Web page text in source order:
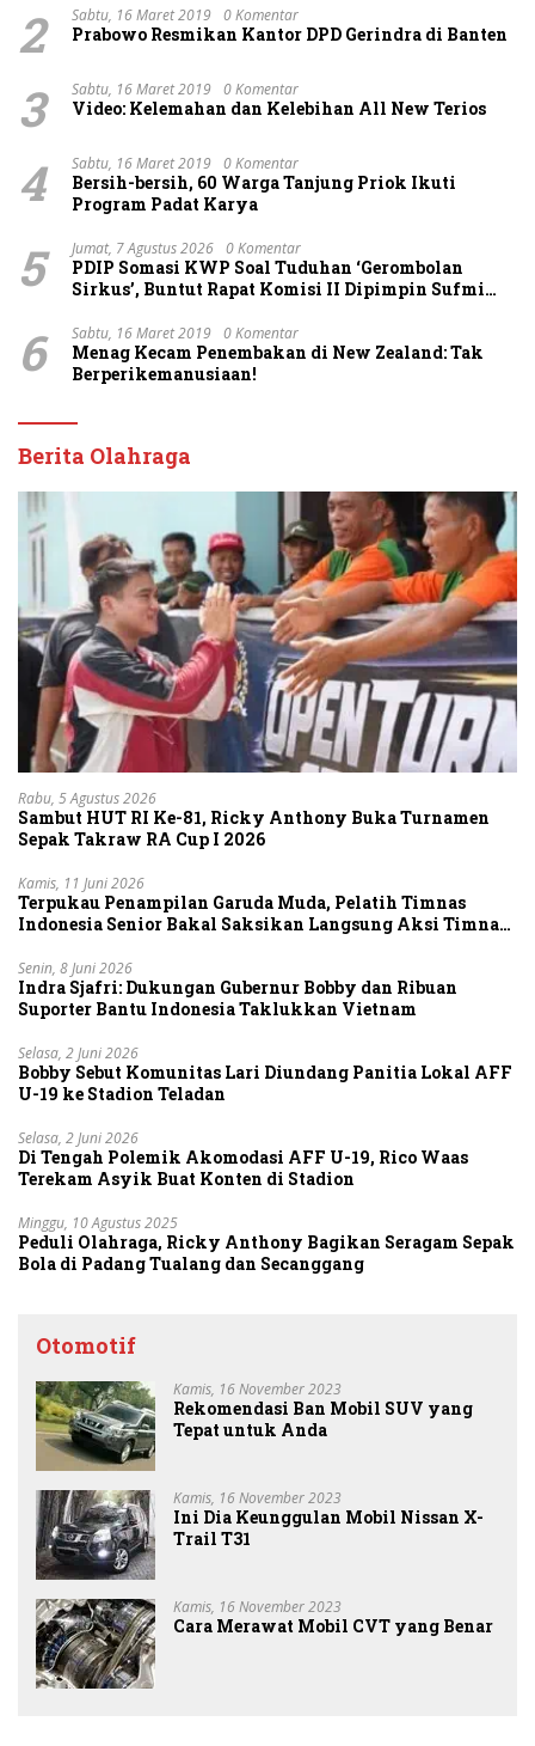
2 Sabtu, 16 Maret 2019 0 Komentar
Prabowo Resmikan Kantor DPD Gerindra di Banten
3 Sabtu, 16 Maret 2019 0 Komentar
Video: Kelemahan dan Kelebihan All New Terios
4 Sabtu, 16 Maret 2019 0 Komentar
Bersih-bersih, 60 Warga Tanjung Priok Ikuti
Program Padat Karya
5 Jumat, 7 Agustus 2026 0 Komentar
PDIP Somasi KWP Soal Tuduhan ‘Gerombolan
Sirkus’, Buntut Rapat Komisi II Dipimpin Sufmi
6 Sabtu, 16 Maret 2019 0 Komentar
Menag Kecam Penembakan di New Zealand: Tak
Berperikemanusiaan!
Berita Olahraga
Rabu, 5 Agustus 2026
Sambut HUT RI Ke-81, Ricky Anthony Buka Turnamen
Sepak Takraw RA Cup I 2026
Kamis, 11 Juni 2026
Terpukau Penampilan Garuda Muda, Pelatih Timnas
Indonesia Senior Bakal Saksikan Langsung Aksi Timnas
Senin, 8 Juni 2026
Indra Sjafri: Dukungan Gubernur Bobby dan Ribuan
Suporter Bantu Indonesia Taklukkan Vietnam
Selasa, 2 Juni 2026
Bobby Sebut Komunitas Lari Diundang Panitia Lokal AFF
U-19 ke Stadion Teladan
Selasa, 2 Juni 2026
Di Tengah Polemik Akomodasi AFF U-19, Rico Waas
Terekam Asyik Buat Konten di Stadion
Minggu, 10 Agustus 2025
Peduli Olahraga, Ricky Anthony Bagikan Seragam Sepak
Bola di Padang Tualang dan Secanggang
Otomotif
Kamis, 16 November 2023
Rekomendasi Ban Mobil SUV yang
Tepat untuk Anda
Kamis, 16 November 2023
Ini Dia Keunggulan Mobil Nissan X-
Trail T31
Kamis, 16 November 2023
Cara Merawat Mobil CVT yang Benar